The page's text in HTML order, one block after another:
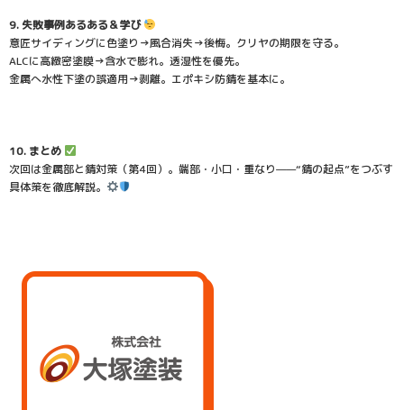
9. 失敗事例あるある＆学び
意匠サイディングに色塗り→風合消失→後悔。クリヤの期限を守る。
ALCに高緻密塗膜→含水で膨れ。透湿性を優先。
金属へ水性下塗の誤適用→剥離。エポキシ防錆を基本に。
10. まとめ
次回は金属部と錆対策（第4回）。端部・小口・重なり——“錆の起点”をつぶす
具体策を徹底解説。